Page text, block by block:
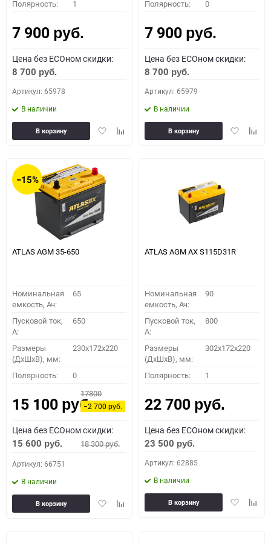
Полярность: 1
7 900 руб.
Цена без ECOном скидки:
8 700 руб.
Артикул: 65978
В наличии
ДобавитьДобавить
В корзину
Полярность: 0
7 900 руб.
Цена без ECOном скидки:
8 700 руб.
Артикул: 65979
В наличии
Добавить
В корзину
−15%
ATLAS AGM 35-650
Номинальная
емкость, Ач:
65
Пусковой ток,
A:
650
Размеры
(ДхШхВ), мм:
230x172x220
Полярность: 0
15 100 руб.
17800
−2 700руб.
Цена без ECOном скидки:
15 600 руб. 18 300руб.
Артикул: 66751
В наличии
ДобавитьДобавить
В корзину
ATLAS AGM AX S115D31R
Номинальная
емкость, Ач:
90
Пусковой ток,
A:
800
Размеры
(ДхШхВ), мм:
302x172x220
Полярность: 1
22 700 руб.
Цена без ECOном скидки:
23 500 руб.
Артикул: 62885
В наличии
Добавить
В корзину